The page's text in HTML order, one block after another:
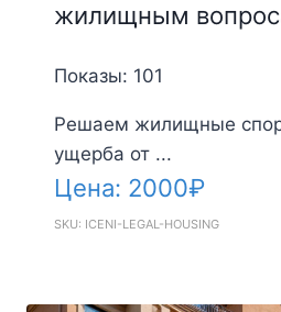
жилищным
Показы: 101
Решаем жилищные
ущерба от ...
Цена: 2000₽
SKU: ICENI-LEGAL-HOUSING